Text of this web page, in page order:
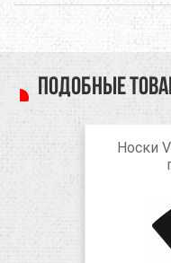
Подобные
Носки